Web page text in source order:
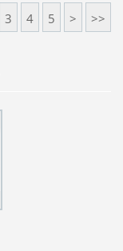
3 4 5 > >>